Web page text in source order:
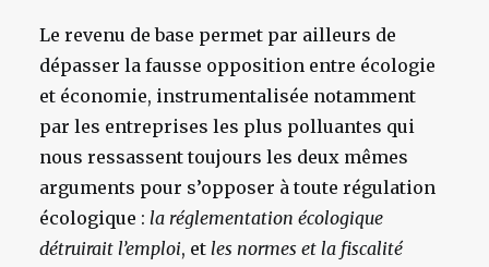
Le revenu de base permet par ailleurs de
dépasser la fausse opposition entre écologie
et économie, instrumentalisée notamment
par les entreprises les plus polluantes qui
nous ressassent toujours les deux mêmes
arguments pour s’opposer à toute régulation
écologique : la réglementation écologique
détruirait l’emploi, et les normes et la fiscalité